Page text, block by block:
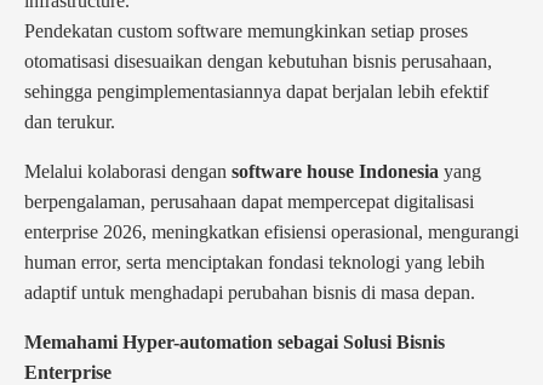
Pendekatan custom software memungkinkan setiap proses
otomatisasi disesuaikan dengan kebutuhan bisnis perusahaan,
sehingga pengimplementasiannya dapat berjalan lebih efektif
dan terukur.
Melalui kolaborasi dengan software house Indonesia yang
berpengalaman, perusahaan dapat mempercepat digitalisasi
enterprise 2026, meningkatkan efisiensi operasional, mengurangi
human error, serta menciptakan fondasi teknologi yang lebih
adaptif untuk menghadapi perubahan bisnis di masa depan.
Memahami Hyper-automation sebagai Solusi Bisnis
Enterprise